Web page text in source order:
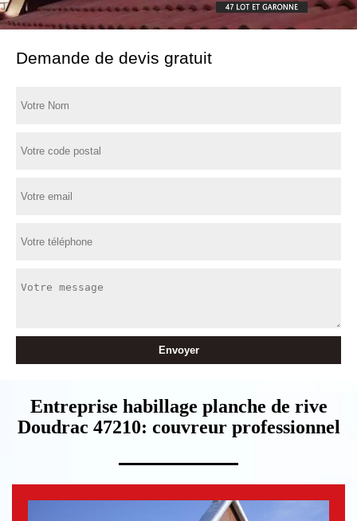
Demande de devis gratuit
Entreprise habillage planche de rive
Doudrac 47210: couvreur professionnel